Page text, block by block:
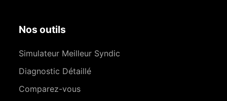
Nos outils
Simulateur Meilleur Syndic
Diagnostic Détaillé
Comparez-vous